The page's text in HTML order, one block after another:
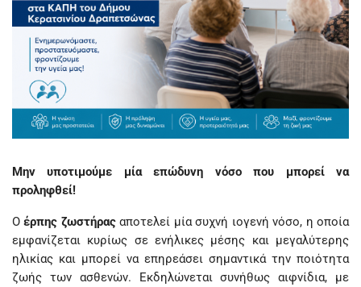
Μην υποτιμούμε μία επώδυνη νόσο που μπορεί να
προληφθεί!
Οέρπης ζωστήραςαποτελεί μία συχνή ιογενή νόσο, η οποία
εμφανίζεται κυρίως σε ενήλικες μέσης και μεγαλύτερης
ηλικίας και μπορεί να επηρεάσει σημαντικά την ποιότητα
ζωής των ασθενών. Εκδηλώνεται συνήθως αιφνίδια, με